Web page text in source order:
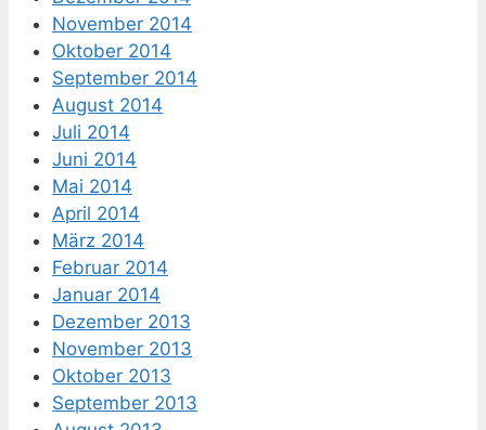
November 2014
Oktober 2014
September 2014
August 2014
Juli 2014
Juni 2014
Mai 2014
April 2014
März 2014
Februar 2014
Januar 2014
Dezember 2013
November 2013
Oktober 2013
September 2013